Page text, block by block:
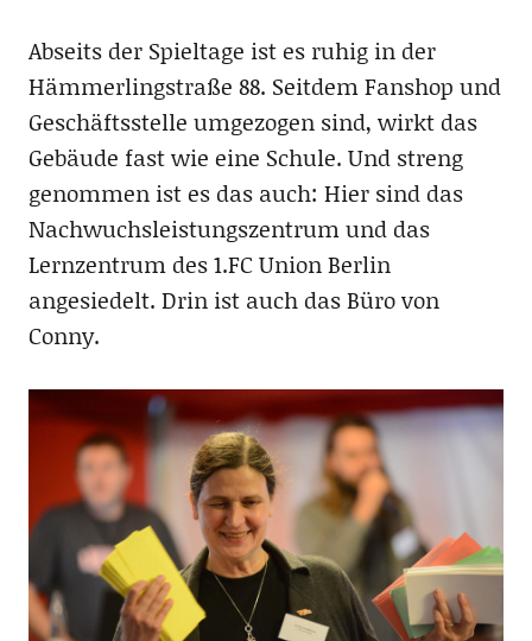
Abseits der Spieltage ist es ruhig in der
Hämmerlingstraße 88. Seitdem Fanshop und
Geschäftsstelle umgezogen sind, wirkt das
Gebäude fast wie eine Schule. Und streng
genommen ist es das auch: Hier sind das
Nachwuchsleistungszentrum und das
Lernzentrum des 1.FC Union Berlin
angesiedelt. Drin ist auch das Büro von
Conny.